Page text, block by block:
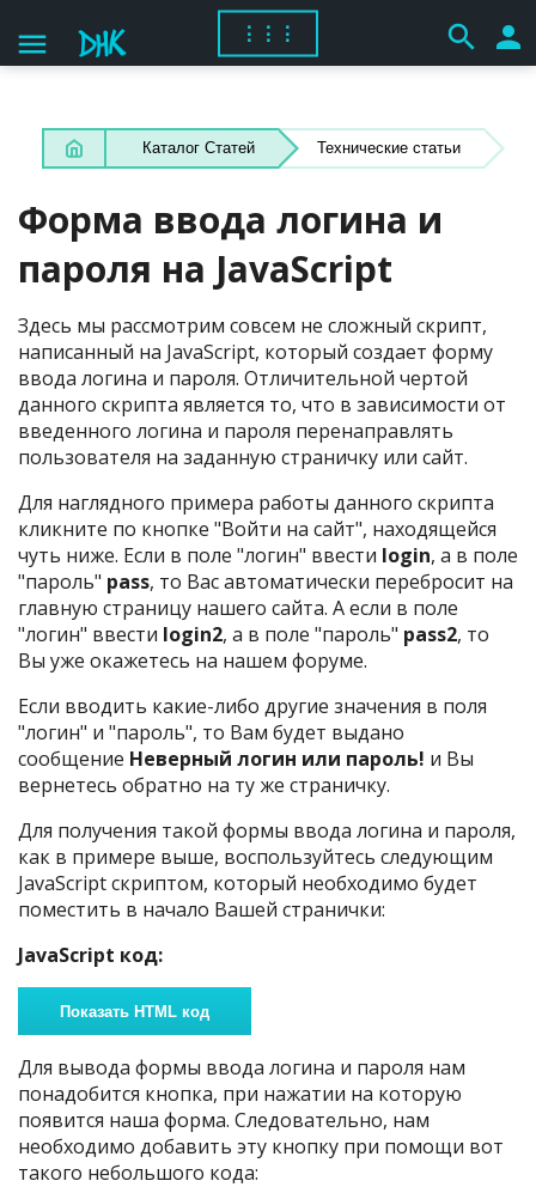
menu ⋮⋮⋮ search person
Каталог Статей Технические статьи
Форма ввода логина и
пароля на JavaScript
Здесь мы рассмотрим совсем не сложный скрипт,
написанный на JavaScript, который создает форму
ввода логина и пароля. Отличительной чертой
данного скрипта является то, что в зависимости от
введенного логина и пароля перенаправлять
пользователя на заданную страничку или сайт.
Для наглядного примера работы данного скрипта
кликните по кнопке "Войти на сайт", находящейся
чуть ниже. Если в поле "логин" ввести login, а в поле
"пароль" pass, то Вас автоматически перебросит на
главную страницу нашего сайта. А если в поле
"логин" ввести login2, а в поле "пароль" pass2, то
Вы уже окажетесь на нашем форуме.
Если вводить какие-либо другие значения в поля
"логин" и "пароль", то Вам будет выдано
сообщение Неверный логин или пароль! и Вы
вернетесь обратно на ту же страничку.
Для получения такой формы ввода логина и пароля,
как в примере выше, воспользуйтесь следующим
JavaScript скриптом, который необходимо будет
поместить в начало Вашей странички:
JavaScript код:
Для вывода формы ввода логина и пароля нам
понадобится кнопка, при нажатии на которую
появится наша форма. Следовательно, нам
необходимо добавить эту кнопку при помощи вот
такого небольшого кода: